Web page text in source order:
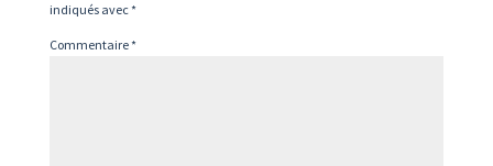
indiqués avec*
Commentaire*